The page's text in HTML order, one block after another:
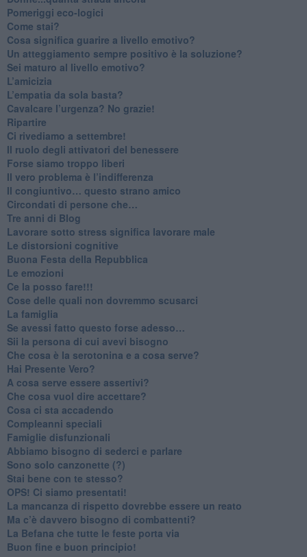
​Pomeriggi eco-logici
​Come stai?
Cosa significa guarire a livello emotivo?
​Un atteggiamento sempre positivo è la soluzione?
​Sei maturo al livello emotivo?
​L’amicizia
​L’empatia da sola basta?
​Cavalcare l’urgenza? No grazie!
Ripartire
​Ci rivediamo a settembre!
​Il ruolo degli attivatori del benessere
​Forse siamo troppo liberi
​Il vero problema è l’indifferenza
​Il congiuntivo… questo strano amico
​Circondati di persone che…
​Tre anni di Blog
​Lavorare sotto stress significa lavorare male
​Le distorsioni cognitive
​Buona Festa della Repubblica
Le emozioni
​Ce la posso fare!!!
​Cose delle quali non dovremmo scusarci
​La famiglia
​Se avessi fatto questo forse adesso…
​Sii la persona di cui avevi bisogno
Che cosa è la serotonina e a cosa serve?
​Hai Presente Vero?
A cosa serve essere assertivi?
​Che cosa vuol dire accettare?
​Cosa ci sta accadendo
​Compleanni speciali
​Famiglie disfunzionali
​Abbiamo bisogno di sederci e parlare
Sono solo canzonette (?)
​Stai bene con te stesso?
​OPS! Ci siamo presentati!
​La mancanza di rispetto dovrebbe essere un reato
​Ma c’è davvero bisogno di combattenti?
​La Befana che tutte le feste porta via
Buon fine e buon principio!